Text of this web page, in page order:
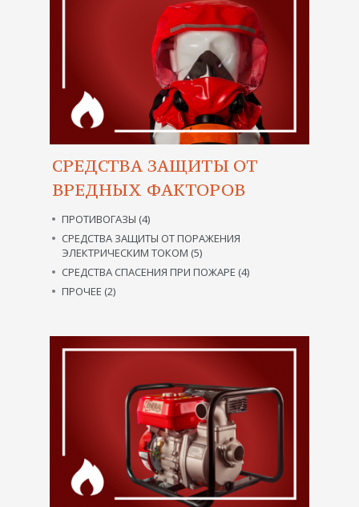
СРЕДСТВА ЗАЩИТЫ ОТ
ВРЕДНЫХ ФАКТОРОВ
ПРОТИВОГАЗЫ (4)
СРЕДСТВА ЗАЩИТЫ ОТ ПОРАЖЕНИЯ
ЭЛЕКТРИЧЕСКИМ ТОКОМ (5)
СРЕДСТВА СПАСЕНИЯ ПРИ ПОЖАРЕ (4)
ПРОЧЕЕ (2)